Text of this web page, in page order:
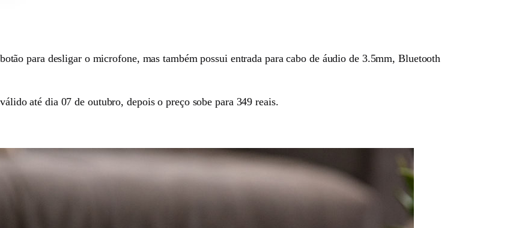
para desligar o microfone, mas também possui entrada para cabo de áudio de 3.5mm, Bluetooth
até dia 07 de outubro, depois o preço sobe para 349 reais.